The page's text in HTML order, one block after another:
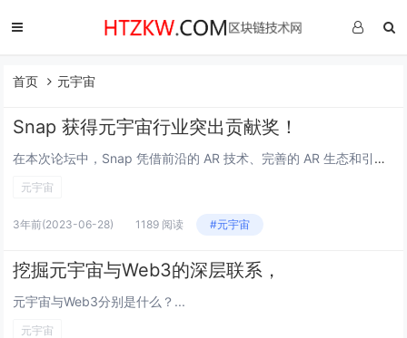
首页 元宇宙
Snap 获得元宇宙行业突出贡献奖！
在本次论坛中，Snap 凭借前沿的 AR 技术、完善的 AR 生态和引领未来商业的 AR 营销创新，荣获 FMIF 2022 Awards 未来元宇宙创新论坛——元宇宙行业突出贡献奖。 Snap：AR 行业领跑者 Snap 是一家科技公...
元宇宙
3年前(2023-06-28) 1189 阅读 #元宇宙
挖掘元宇宙与Web3的深层联系，
元宇宙与Web3分别是什么？...
元宇宙